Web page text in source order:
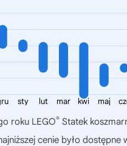
maj
kwi
mar
lut
sty
roku LEGO® Statek
cenie było dostępne